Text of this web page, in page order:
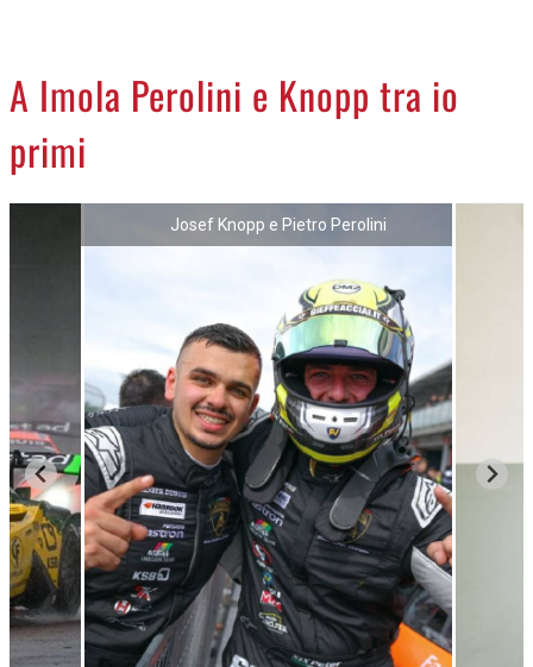
LA PIAZZA
A Imola Perolini e Knopp tra io
primi
Josef Knopp e Pietro Perolini